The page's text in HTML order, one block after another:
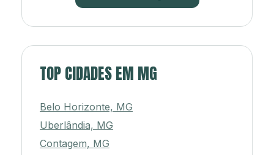
TOP CIDADES EM MG
Belo Horizonte, MG
Uberlândia, MG
Contagem, MG